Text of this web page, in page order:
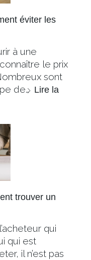
éviter les
à une
le prix
sont
de… Lire la
trouver un
qui
qui est
il n’est pas